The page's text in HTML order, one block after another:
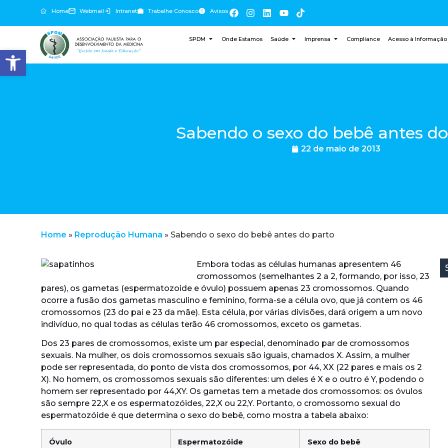
Abrir a barra de ferramentas
Home Webmail Intranet Trabalhe Conosco Avisos
SPDM Onde Estamos Saúde Imprensa Compliance Acesso à Informação
Sabendo o sexo do bebê antes
22 de maio de 2013
Home » Reprodução Humana » Sabendo o sexo do bebê antes do parto
Embora todas as células humanas apresentem 46
cromossomos (semelhantes 2 a 2, formando, por isso, 23
pares), os gametas (espermatozoide e óvulo) possuem apenas 23 cromossomos. Quando
ocorre a fusão dos gametas masculino e feminino, forma-se a célula ovo, que já contem os 46
cromossomos (23 do pai e 23 da mãe). Esta célula, por várias divisões, dará origem a um novo
indivíduo, no qual todas as células terão 46 cromossomos, exceto os gametas.
Dos 23 pares de cromossomos, existe um par especial, denominado par de cromossomos
sexuais. Na mulher, os dois cromossomos sexuais são iguais, chamados X. Assim, a mulher
pode ser representada, do ponto de vista dos cromossomos, por 44, XX (22 pares e mais os 2
X). No homem, os cromossomos sexuais são diferentes: um deles é X e o outro é Y, podendo o
homem ser representado por 44,XY. Os gametas tem a metade dos cromossomos: os óvulos
são sempre 22,X e os espermatozóides, 22,X ou 22,Y. Portanto, o cromossomo sexual do
espermatozóide é que determina o sexo do bebê, como mostra a tabela abaixo:
Óvulo Espermatozóide Sexo do bebê